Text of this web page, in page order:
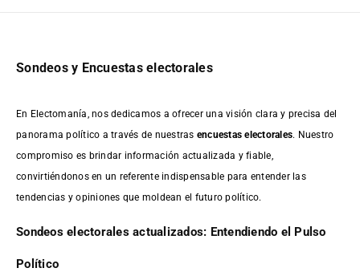
Sondeos y Encuestas electorales
En Electomanía, nos dedicamos a ofrecer una visión clara y precisa del
panorama político a través de nuestras encuestas electorales. Nuestro
compromiso es brindar información actualizada y fiable,
convirtiéndonos en un referente indispensable para entender las
tendencias y opiniones que moldean el futuro político.
Sondeos electorales actualizados: Entendiendo el Pulso
Político